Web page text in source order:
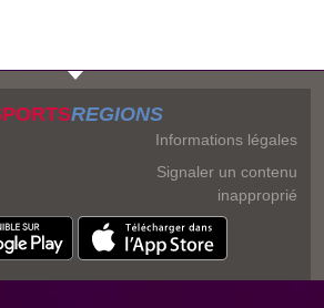
REGIONS
Informations légales
Signaler un contenu
inapproprié